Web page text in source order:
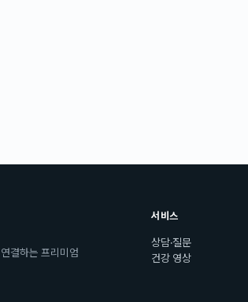
결하는 프리미엄
서비스
상담·질문
건강 영상